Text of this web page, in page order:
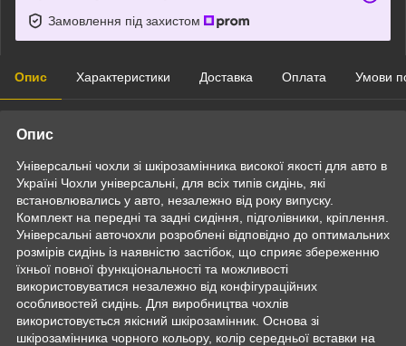
Замовлення під захистом
Опис Характеристики Доставка Оплата Умови
Опис
Універсальні чохли зі шкірозамінника високої якості для авто в
Україні Чохли універсальні, для всіх типів сидінь, які
встановлювались у авто, незалежно від року випуску.
Комплект на передні та задні сидіння, підголівники, кріплення.
Універсальні авточохли розроблені відповідно до оптимальних
розмірів сидінь із наявністю застібок, що сприяє збереженню
їхньої повної функціональності та можливості
використовуватися незалежно від конфігураційних
особливостей сидінь. Для виробництва чохлів
використовується якісний шкірозамінник. Основа зі
шкірозамінника чорного кольору, колір середньої вставки на